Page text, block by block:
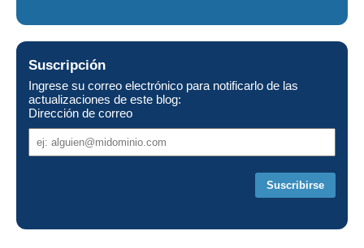
Suscripción
Ingrese su correo electrónico para notificarlo de las
actualizaciones de este blog:
Dirección de correo
de